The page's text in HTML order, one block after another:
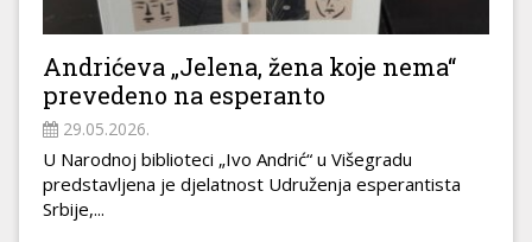
Andrićeva „Jelena, žena koje nema“
prevedeno na esperanto
29.05.2026.
U Narodnoj biblioteci „Ivo Andrić“ u Višegradu
predstavljena je d‌jelatnost Udruženja esperantista
Srbije,...